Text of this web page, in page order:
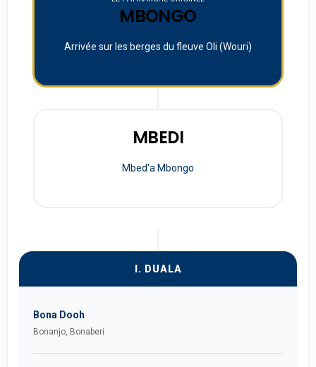
MBONGO
Arrivée sur les berges du fleuve Oli (Wouri)
MBEDI
Mbed'a Mbongo
I. DUALA
Bona Dooh
Bonanjo, Bonaberi